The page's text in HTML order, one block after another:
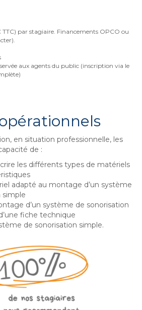
par stagiaire. Financements OPCO ou
aux agents du public (inscription via le
en situation professionnelle, les
de :
les différents types de matériels
adapté au montage d’un système
simple
d’un système de sonorisation
fiche technique
de sonorisation simple.